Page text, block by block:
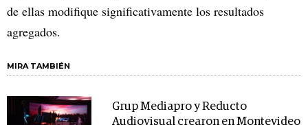
de ellas modifique significativamente los resultados
agregados.
MIRA TAMBIÉN
Grup Mediapro y Reducto
Audiovisual crearon en Montevideo